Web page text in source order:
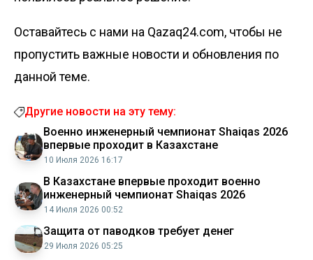
Оставайтесь с нами на Qazaq24.com, чтобы не
пропустить важные новости и обновления по
данной теме.
Другие новости на эту тему:
Военно инженерный чемпионат Shaiqas 2026
впервые проходит в Казахстане
10 Июля 2026 16:17
В Казахстане впервые проходит военно
инженерный чемпионат Shaiqas 2026
14 Июля 2026 00:52
Защита от паводков требует денег
29 Июля 2026 05:25